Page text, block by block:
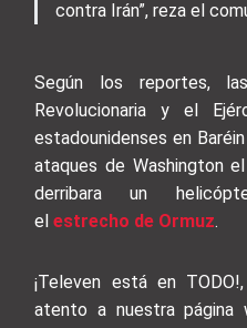
contra Irán”, reza el
Según los reportes,
Revolucionaria y el
estadounidenses en
ataques de Washington
derribara un
elestrecho de Ormuz.
¡Televen está en
atento a nuestra página